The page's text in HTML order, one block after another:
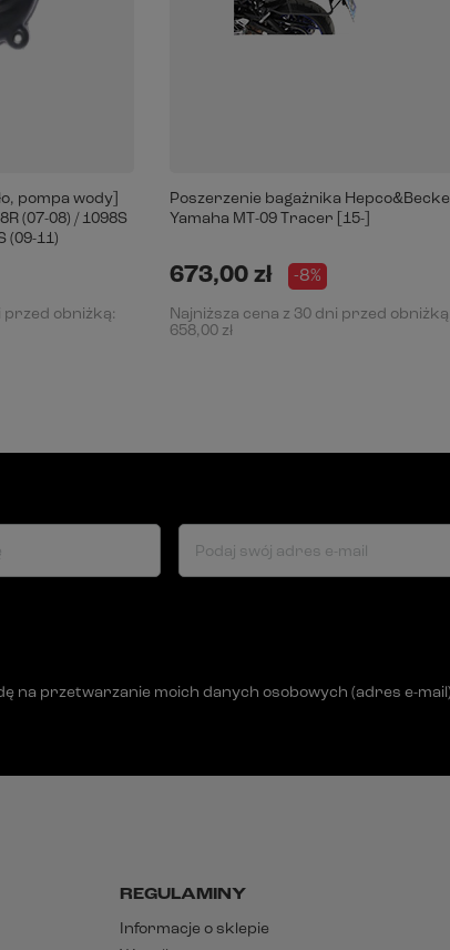
pompa wody]
(07-08) / 1098S
(09-11)
przed obniżką:
Poszerzenie bagażnika
Yamaha MT-09 Tracer [15-]
673,00 zł -8%
Najniższa cena z 30 dni przed obniżką:
658,00 zł
Podaj swój adres e-mail
na przetwarzanie moich danych osobowych (adres e-
REGULAMINY
Informacje o sklepie